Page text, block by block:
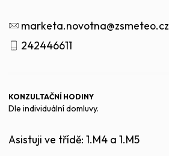
marketa.novotna@zsmeteo.cz
242446611
KONZULTAČNÍ HODINY
Dle individuální domluvy.
Asistuji ve třídě: 1.M4 a 1.M5